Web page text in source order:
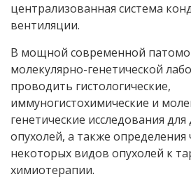
централизованная система
вентиляции.
В мощной современной
молекулярно-генетической
проводить гистологические,
иммуногистохимические и
генетические исследования для
опухолей, а также определения
некоторых видов опухолей к
химиотерапии.